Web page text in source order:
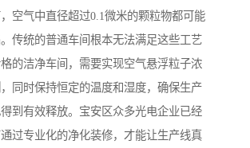
空气中直径超过0.1微米的颗粒物都可能
传统的普通车间根本无法满足这些工艺
的洁净车间，需要实现空气悬浮粒子浓
同时保持恒定的温度和湿度，确保生产
到有效释放。宝安区众多光电企业已经
过专业化的净化装修，才能让生产线真